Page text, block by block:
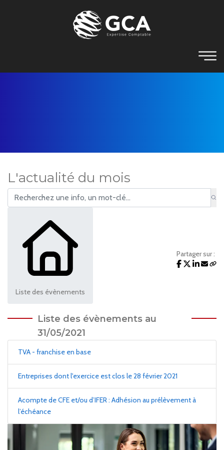
L'actualité du mois
Liste des évènements
Partager sur :
Liste des évènements au
31/05/2021
TVA - franchise en base
Entreprises dont l'exercice est clos le 28 février 2021
Acompte de CFE et/ou d’IFER : Adhésion au prélèvement à
l’échéance